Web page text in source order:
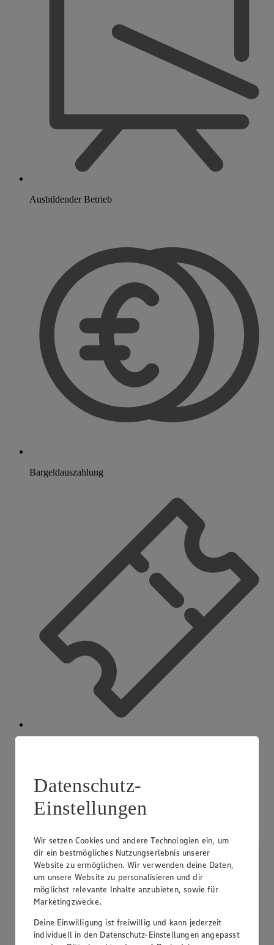
Ausbildender Betrieb
Bargeldauszahlung
Datenschutz-
Einstellungen
Wir setzen Cookies und andere Technologien ein, um
dir ein bestmögliches Nutzungserlebnis unserer
Website zu ermöglichen. Wir verwenden deine Daten,
um unsere Website zu personalisieren und dir
möglichst relevante Inhalte anzubieten, sowie für
Marketingzwecke.
Deine Einwilligung ist freiwillig und kann jederzeit
individuell in den Datenschutz-Einstellungen angepasst